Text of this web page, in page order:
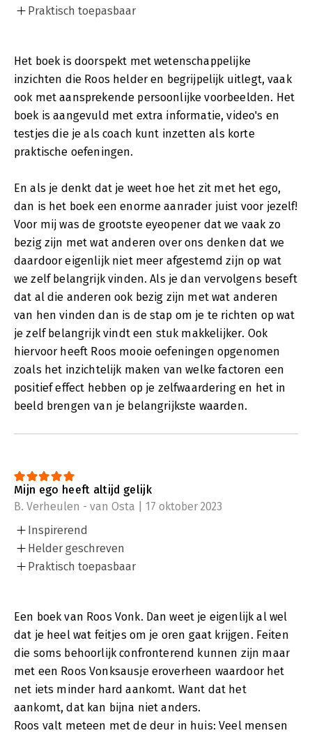
Praktisch toepasbaar
Het boek is doorspekt met wetenschappelijke
inzichten die Roos helder en begrijpelijk uitlegt, vaak
ook met aansprekende persoonlijke voorbeelden. Het
boek is aangevuld met extra informatie, video's en
testjes die je als coach kunt inzetten als korte
praktische oefeningen.
En als je denkt dat je weet hoe het zit met het ego,
dan is het boek een enorme aanrader juist voor jezelf!
Voor mij was de grootste eyeopener dat we vaak zo
bezig zijn met wat anderen over ons denken dat we
daardoor eigenlijk niet meer afgestemd zijn op wat
we zelf belangrijk vinden. Als je dan vervolgens beseft
dat al die anderen ook bezig zijn met wat anderen
van hen vinden dan is de stap om je te richten op wat
je zelf belangrijk vindt een stuk makkelijker. Ook
hiervoor heeft Roos mooie oefeningen opgenomen
zoals het inzichtelijk maken van welke factoren een
positief effect hebben op je zelfwaardering en het in
beeld brengen van je belangrijkste waarden.
Mijn ego heeft altijd gelijk
B. Verheulen - van Osta | 17 oktober 2023
Inspirerend
Helder geschreven
Praktisch toepasbaar
Een boek van Roos Vonk. Dan weet je eigenlijk al wel
dat je heel wat feitjes om je oren gaat krijgen. Feiten
die soms behoorlijk confronterend kunnen zijn maar
met een Roos Vonksausje eroverheen waardoor het
net iets minder hard aankomt. Want dat het
aankomt, dat kan bijna niet anders.
Roos valt meteen met de deur in huis: Veel mensen